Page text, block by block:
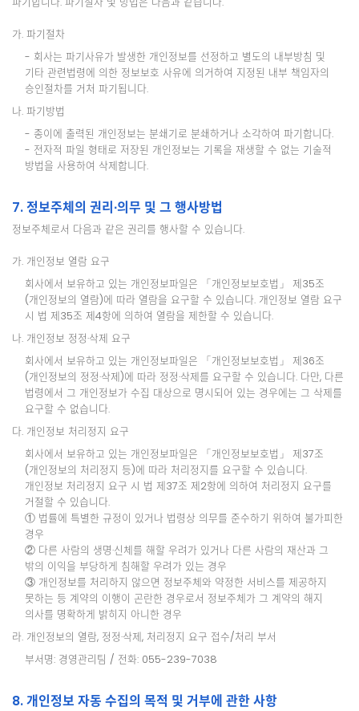
가. 파기절차
- 회사는 파기사유가 발생한 개인정보를 선정하고 별도의 내부방침 및
기타 관련법령에 의한 정보보호 사유에 의거하여 지정된 내부 책임자의
승인절차를 거처 파기됩니다.
나. 파기방법
- 종이에 출력된 개인정보는 분쇄기로 분쇄하거나 소각하여 파기합니다.
- 전자적 파일 형태로 저장된 개인정보는 기록을 재생할 수 없는 기술적
방법을 사용하여 삭제합니다.
7. 정보주체의 권리∙의무 및 그 행사방법
정보주체로서 다음과 같은 권리를 행사할 수 있습니다.
가. 개인정보 열람 요구
회사에서 보유하고 있는 개인정보파일은 「개인정보보호법」 제35조
(개인정보의 열람)에 따라 열람을 요구할 수 있습니다. 개인정보 열람 요구
시 법 제35조 제4항에 의하여 열람을 제한할 수 있습니다.
나. 개인정보 정정·삭제 요구
회사에서 보유하고 있는 개인정보파일은 「개인정보보호법」 제36조
(개인정보의 정정·삭제)에 따라 정정·삭제를 요구할 수 있습니다. 다만, 다른
법령에서 그 개인정보가 수집 대상으로 명시되어 있는 경우에는 그 삭제를
요구할 수 없습니다.
다. 개인정보 처리정지 요구
회사에서 보유하고 있는 개인정보파일은 「개인정보보호법」 제37조
(개인정보의 처리정지 등)에 따라 처리정지를 요구할 수 있습니다.
개인정보 처리정지 요구 시 법 제37조 제2항에 의하여 처리정지 요구를
거절할 수 있습니다.
① 법률에 특별한 규정이 있거나 법령상 의무를 준수하기 위하여 불가피한
경우
② 다른 사람의 생명·신체를 해할 우려가 있거나 다른 사람의 재산과 그
밖의 이익을 부당하게 침해할 우려가 있는 경우
③ 개인정보를 처리하지 않으면 정보주체와 약정한 서비스를 제공하지
못하는 등 계약의 이행이 곤란한 경우로서 정보주체가 그 계약의 해지
의사를 명확하게 밝히지 아니한 경우
라. 개인정보의 열람, 정정·삭제, 처리정지 요구 접수/처리 부서
부서명: 경영관리팀 / 전화: 055-239-7038
8. 개인정보 자동 수집의 목적 및 거부에 관한 사항